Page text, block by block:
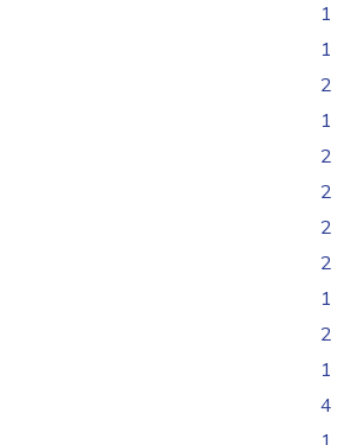
1
1
2
1
2
2
2
2
1
2
1
4